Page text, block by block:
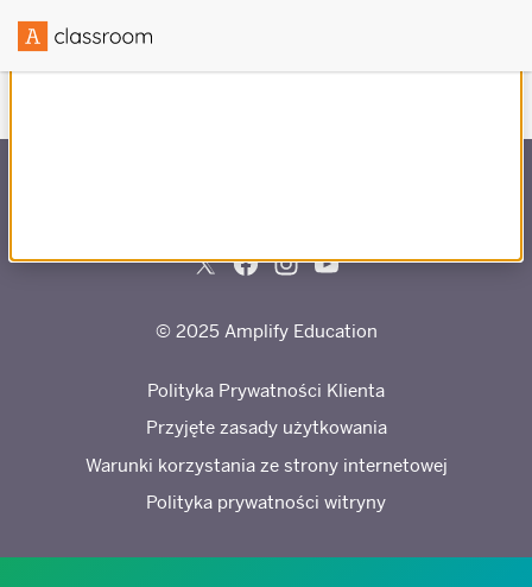
© 2025 Amplify Education
Polityka Prywatności Klienta
Przyjęte zasady użytkowania
Warunki korzystania ze strony internetowej
Polityka prywatności witryny